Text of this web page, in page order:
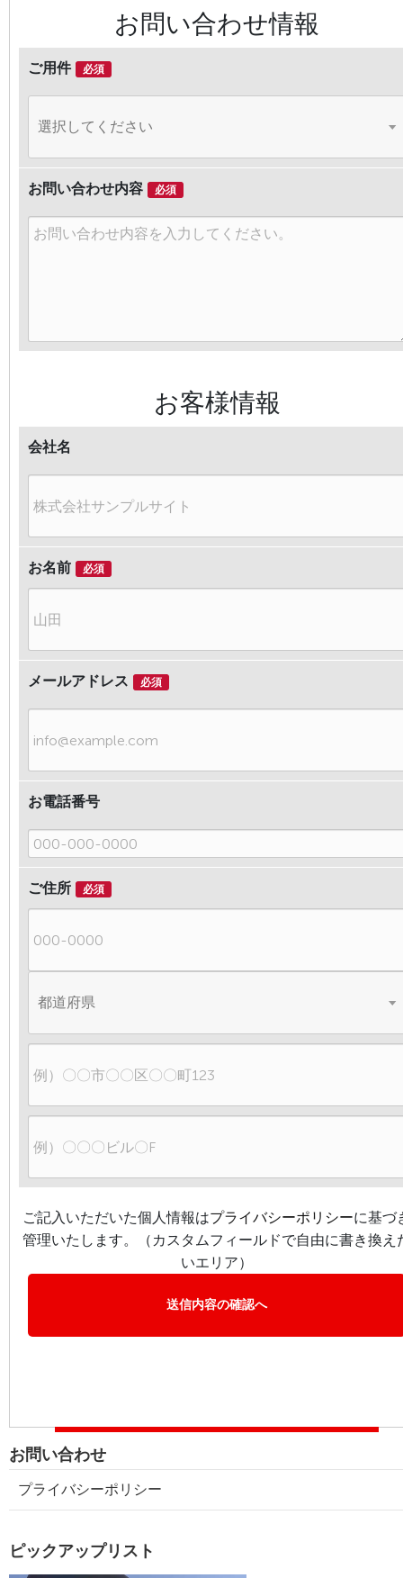
お問い合わせ情報
ご用件 必須
お問い合わせ内容 必須
お客様情報
会社名
お名前 必須
字
メールアドレス 必須
お電話番号
ご住所 必須
便
道
県
区
村、
番
物
ご記入いただいた個人情報はプライバシーポリシーに基づ
管理いたします。（カスタムフィールドで自由に書き換え
いエリア）
お問い合わせ
プライバシーポリシー
ピックアップリスト